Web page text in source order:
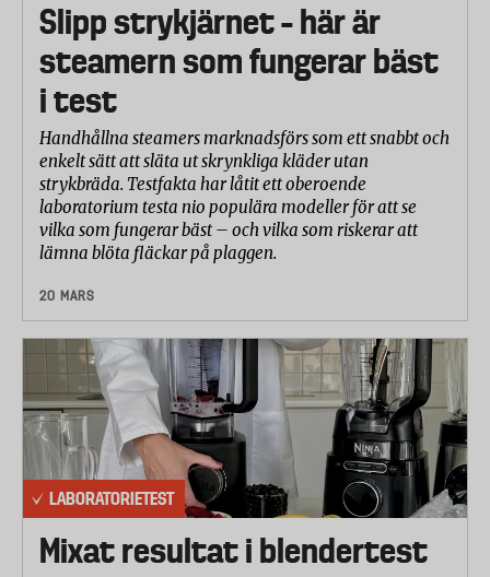
Slipp strykjärnet – här är
steamern som fungerar bäst
i test
Handhållna steamers marknadsförs som ett snabbt och
enkelt sätt att släta ut skrynkliga kläder utan
strykbräda. Testfakta har låtit ett oberoende
laboratorium testa nio populära modeller för att se
vilka som fungerar bäst – och vilka som riskerar att
lämna blöta fläckar på plaggen.
20 MARS
LABORATORIETEST
Mixat resultat i blendertest